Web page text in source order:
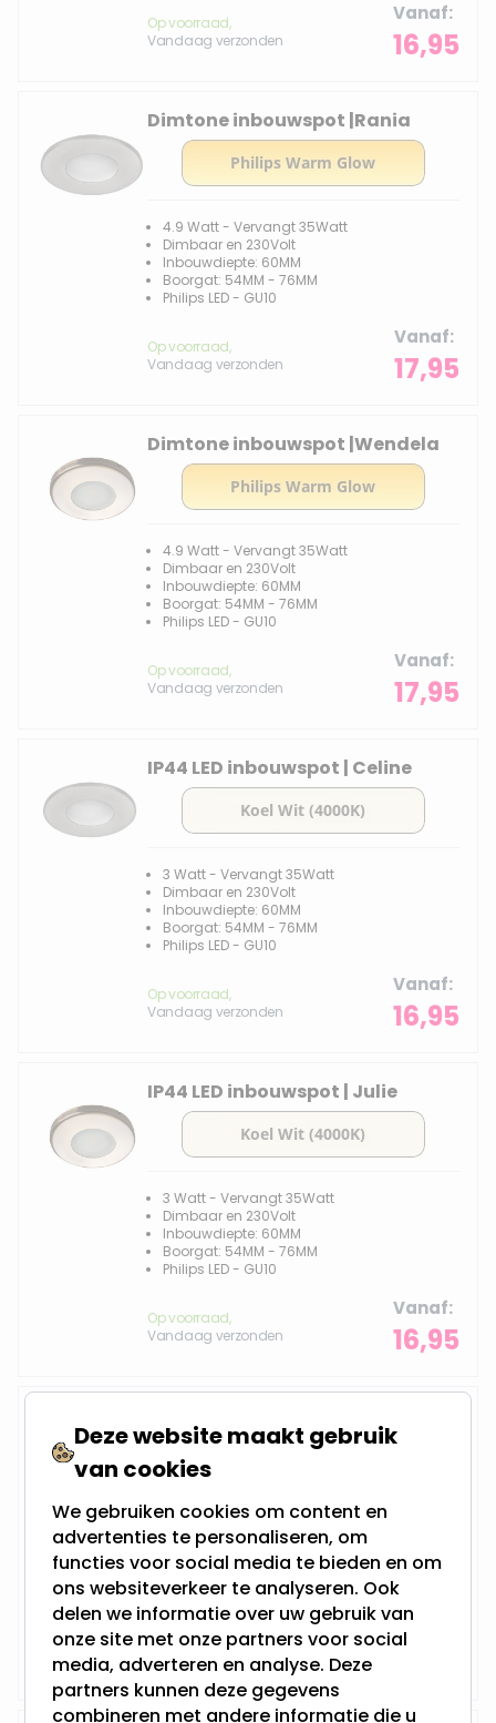
Op voorraad,
Vandaag verzonden
Vanaf
16,95
Dimtone inbouwspot |Rania
4.9 Watt - Vervangt 35Watt
Dimbaar en 230Volt
Inbouwdiepte: 60MM
Boorgat: 54MM - 76MM
Philips LED - GU10
Op voorraad,
Vandaag verzonden
Vanaf
17,95
Dimtone inbouwspot |Wendela
4.9 Watt - Vervangt 35Watt
Dimbaar en 230Volt
Inbouwdiepte: 60MM
Boorgat: 54MM - 76MM
Philips LED - GU10
Op voorraad,
Vandaag verzonden
Vanaf
17,95
IP44 LED inbouwspot | Celine
3 Watt - Vervangt 35Watt
Dimbaar en 230Volt
Inbouwdiepte: 60MM
Boorgat: 54MM - 76MM
Philips LED - GU10
Op voorraad,
Vandaag verzonden
Vanaf
16,95
IP44 LED inbouwspot | Julie
3 Watt - Vervangt 35Watt
Dimbaar en 230Volt
Inbouwdiepte: 60MM
Boorgat: 54MM - 76MM
Philips LED - GU10
Op voorraad,
Vandaag verzonden
Vanaf
16,95
2.8 Watt - Vervangt 40Watt
Niet Dimbaar en 230Volt
Inbouwdiepte: 60MM
Boorgat: 53MM - 55MM
Integral LED - GU10
Op voorraad,
Vandaag verzonden
Vanaf
Deze website maakt gebruik
van cookies
We gebruiken cookies om content en
advertenties te personaliseren, om
functies voor social media te bieden en om
ons websiteverkeer te analyseren. Ook
delen we informatie over uw gebruik van
onze site met onze partners voor social
media, adverteren en analyse. Deze
partners kunnen deze gegevens
combineren met andere informatie die u